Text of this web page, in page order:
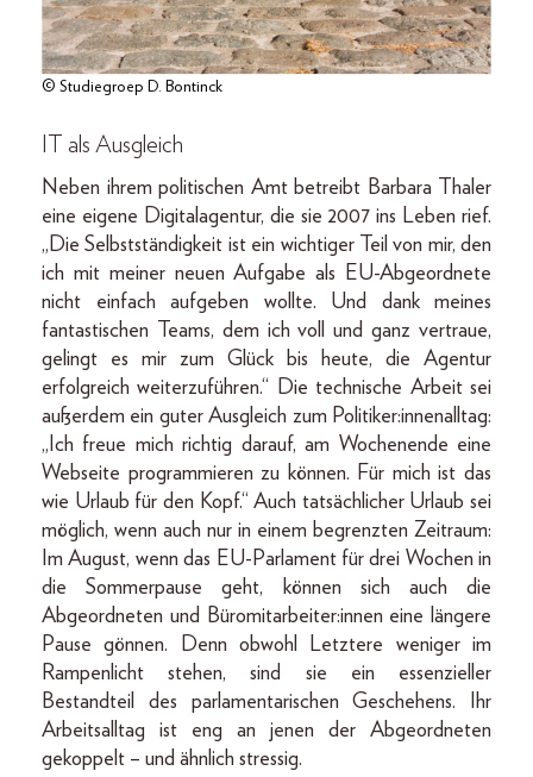
© Studiegroep D. Bontinck
IT als Ausgleich
Neben ihrem politischen Amt betreibt Barbara Thaler
eine eigene Digitalagentur, die sie 2007 ins Leben rief.
„Die Selbstständigkeit ist ein wichtiger Teil von mir, den
ich mit meiner neuen Aufgabe als EU-Abgeordnete
nicht einfach aufgeben wollte. Und dank meines
fantastischen Teams, dem ich voll und ganz vertraue,
gelingt es mir zum Glück bis heute, die Agentur
erfolgreich weiterzuführen.“ Die technische Arbeit sei
außerdem ein guter Ausgleich zum Politiker:innenalltag:
„Ich freue mich richtig darauf, am Wochenende eine
Webseite programmieren zu können. Für mich ist das
wie Urlaub für den Kopf.“ Auch tatsächlicher Urlaub sei
möglich, wenn auch nur in einem begrenzten Zeitraum:
Im August, wenn das EU-Parlament für drei Wochen in
die Sommerpause geht, können sich auch die
Abgeordneten und Büromitarbeiter:innen eine längere
Pause gönnen. Denn obwohl Letztere weniger im
Rampenlicht stehen, sind sie ein essenzieller
Bestandteil des parlamentarischen Geschehens. Ihr
Arbeitsalltag ist eng an jenen der Abgeordneten
gekoppelt – und ähnlich stressig.